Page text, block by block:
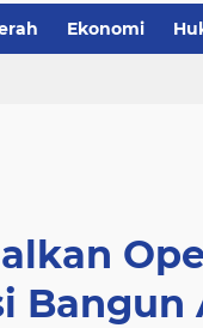
Ekonomi
Bangun